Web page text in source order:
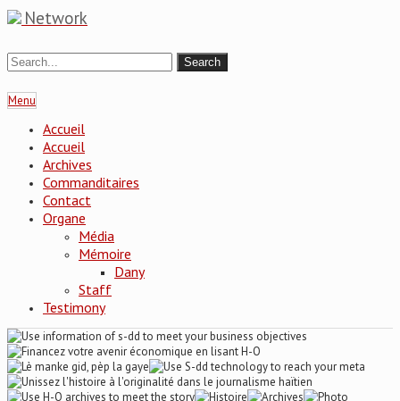
Network
Menu
Accueil
Accueil
Archives
Commanditaires
Contact
Organe
Média
Mémoire
Dany
Staff
Testimony